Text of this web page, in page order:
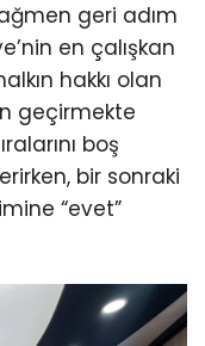
geri adım
en çalışkan
hakkı olan
geçirmekte
boş
bir sonraki
“evet”